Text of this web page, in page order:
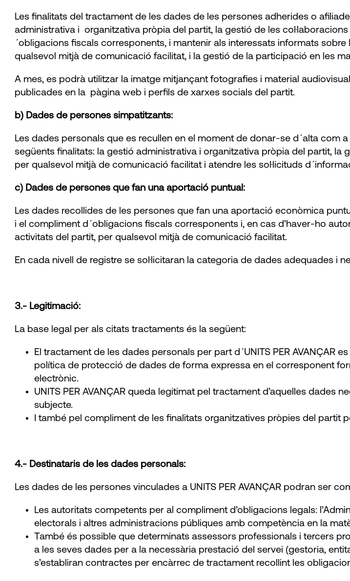
Les finalitats del tractament de les dades de les persones adherides o
administrativa i organitzativa pròpia del partit, la gestió de les
´obligacions fiscals corresponents, i mantenir als interessats informats
qualsevol mitjà de comunicació facilitat, i la gestió de la participació en les
A mes, es podrà utilitzar la imatge mitjançant fotografies i material
publicades en la pàgina web i perfils de xarxes socials del partit.
b) Dades de persones simpatitzants:
Les dades personals que es recullen en el moment de donar-se d´alta com
següents finalitats: la gestió administrativa i organitzativa pròpia del partit,
per qualsevol mitjà de comunicació facilitat i atendre les sol·licituds
c) Dades de persones que fan una aportació puntual:
Les dades recollides de les persones que fan una aportació econòmica
i el compliment d´obligacions fiscals corresponents i, en cas d’haver-ho
activitats del partit, per qualsevol mitjà de comunicació facilitat.
En cada nivell de registre se sol·licitaran la categoria de dades adequades i
3.- Legitimació:
La base legal per als citats tractaments és la següent:
El tractament de les dades personals per part d´UNITS PER
política de protecció de dades de forma expressa en el corresponent
electrònic.
UNITS PER AVANÇAR queda legitimat pel tractament d’aquelles
subjecte.
I també pel compliment de les finalitats organitzatives pròpies del partit
4.- Destinataris de les dades personals:
Les dades de les persones vinculades a UNITS PER AVANÇAR podran ser
Les autoritats competents per al compliment d’obligacions legals:
electorals i altres administracions públiques amb competència en la
També és possible que determinats assessors professionals i tercers
a les seves dades per a la necessària prestació del servei (gestoria,
s’establiran contractes per encàrrec de tractament recollint les